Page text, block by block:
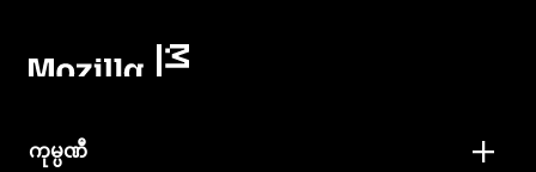
ကုမ္ပဏီ